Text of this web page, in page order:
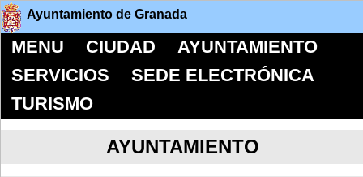
Ayuntamiento de Granada
MENU CIUDAD
AYUNTAMIENTO
SERVICIOS
SEDE ELECTRÓNICA
TURISMO
AYUNTAMIENTO